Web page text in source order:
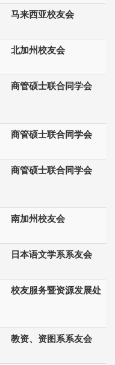
马来西亚校友会
北加州校友会
商管硕士联合同学会
商管硕士联合同学会
商管硕士联合同学会
南加州校友会
日本语文学系系友会
校友服务暨资源发展处
教资、资图系系友会